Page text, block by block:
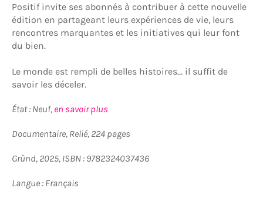
Positif invite ses abonnés à contribuer à cette nouvelle
édition en partageant leurs expériences de vie, leurs
rencontres marquantes et les initiatives qui leur font
du bien.
Le monde est rempli de belles histoires... il suffit de
savoir les déceler.
État : Neuf, en savoir plus
Documentaire, Relié, 224 pages
Gründ, 2025, ISBN : 9782324037436
Langue : Français